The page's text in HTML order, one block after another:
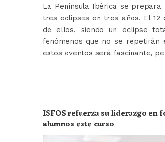
La Península Ibérica se
tres eclipses en tres años. El
de ellos, siendo un eclipse
fenómenos que no se repetirán
estos eventos será fascinante,
ISFOS refuerza su liderazgo en
alumnos este curso